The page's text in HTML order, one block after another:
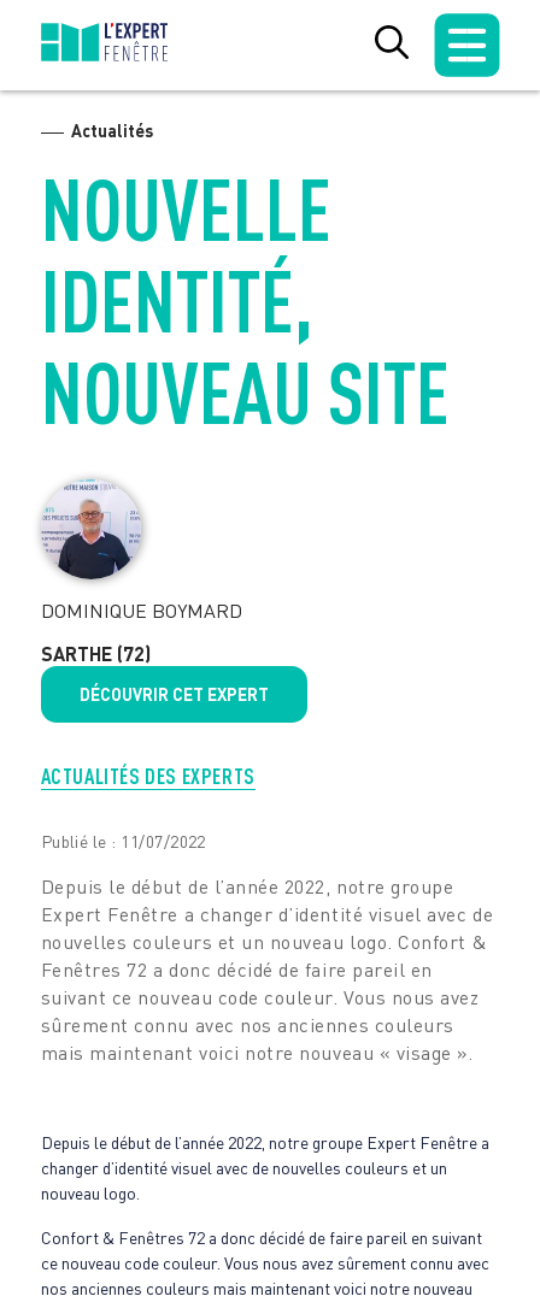
content
Actualités
NOUVELLE
IDENTITÉ,
NOUVEAU SITE
DOMINIQUE BOYMARD
SARTHE (72)
DÉCOUVRIR CET EXPERT
ACTUALITÉS DES EXPERTS
Publié le : 11/07/2022
Depuis le début de l’année 2022, notre groupe
Expert Fenêtre a changer d’identité visuel avec de
nouvelles couleurs et un nouveau logo. Confort &
Fenêtres 72 a donc décidé de faire pareil en
suivant ce nouveau code couleur. Vous nous avez
sûrement connu avec nos anciennes couleurs
mais maintenant voici notre nouveau « visage ».
Depuis le début de l’année 2022, notre groupe Expert Fenêtre a
changer d’identité visuel avec de nouvelles couleurs et un
nouveau logo.
Confort & Fenêtres 72 a donc décidé de faire pareil en suivant
ce nouveau code couleur. Vous nous avez sûrement connu avec
nos anciennes couleurs mais maintenant voici notre nouveau